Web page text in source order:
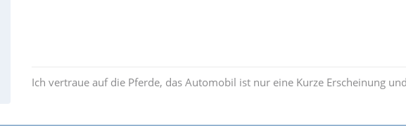
Ich vertraue auf die Pferde, das Automobil ist nur eine Kurze Erscheinung